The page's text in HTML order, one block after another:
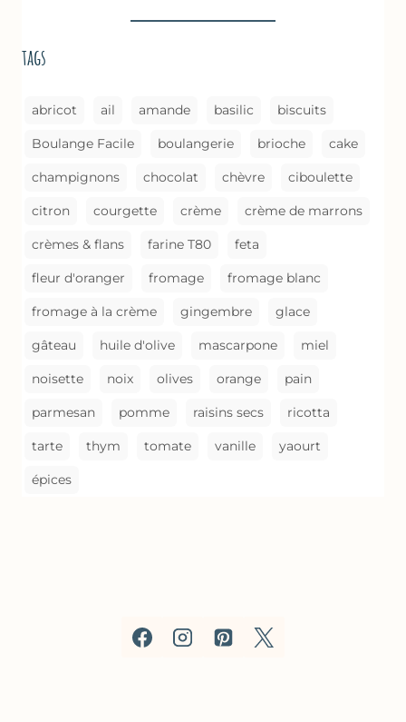
(MÉTHODE
tags
abricot ail amande basilic biscuits
Boulange Facile boulangerie brioche cake
champignons chocolat chèvre ciboulette
citron courgette crème crème de marrons
crèmes & flans farine T80 feta
fleur d'oranger fromage fromage blanc
fromage à la crème gingembre glace
gâteau huile d'olive mascarpone miel
noisette noix olives orange pain
parmesan pomme raisins secs ricotta
tarte thym tomate vanille yaourt
épices